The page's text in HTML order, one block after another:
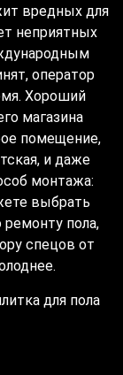
вредных для
неприятных
оператор
Хороший
магазина
помещение,
и даже
монтажа:
выбрать
пола,
спецов от